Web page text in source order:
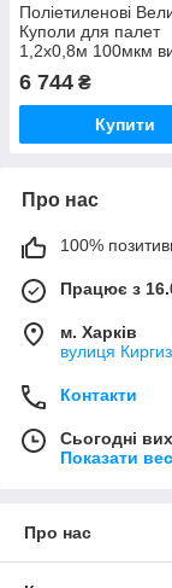
Поліетиленові
Куполи для палет
1,2х0,8м 100мкм
вантажу 210см
PE) 10шт
6 744 ₴
Купити
Про нас
100%
Працює з
м. Харків
вулиця
Контакти
Сьогодні
Показати
Про нас